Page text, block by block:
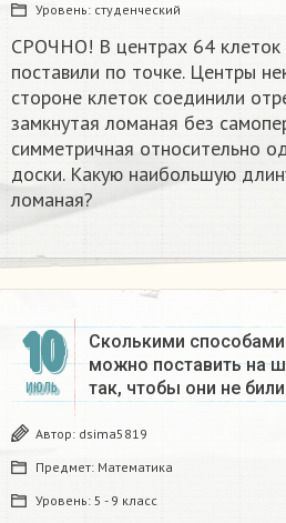
Уровень: студенческий
CPOЧНО! В центрах 64
поставили по точке. Центры
стороне клеток соединили
замкнутая ломаная без
симметричная относительно
доски. Какую наибольшую
ломаная?
10
ИЮЛЬ
Сколькими
можно поставить на
так, чтобы они не
Автор: dsima5819
Предмет: Математика
Уровень: 5 - 9 класс